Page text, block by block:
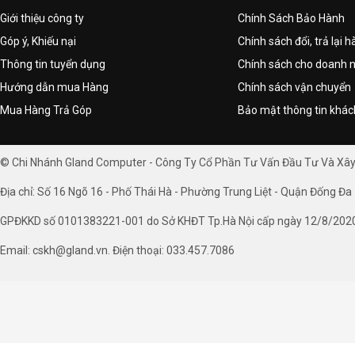
Giới thiệu công ty
Góp ý, Khiếu nại
Thông tin tuyển dụng
Hướng dẫn mua Hàng
Mua Hàng Trả Góp
Chính Sách Bảo Hành
Chính sách đổi, trả lại
Chính sách cho doanh
Chính sách vận chuyển
Bảo mật thông tin
© Chi Nhánh Gland Computer - Công Ty Cổ Phần Tư Vấn Đầu Tư Và
Địa chỉ: Số 16 Ngõ 16 - Phố Thái Hà - Phường Trung Liệt - Quận Đống Đa
GPĐKKD số 0101383221-001 do Sở KHĐT Tp.Hà Nội cấp ngày 12/8/
Email: cskh@gland.vn. Điện thoại: 033.457.7086